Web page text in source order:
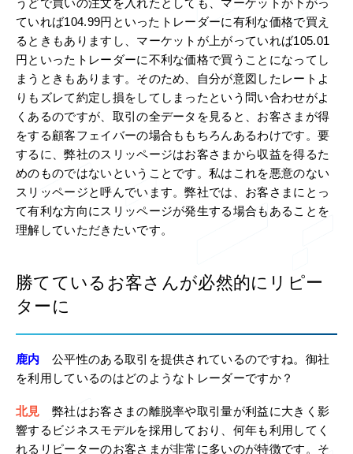
うどで買いの注文を入れたとしても、マーケットが下がっ
ていれば104.99円といったトレーダーに有利な価格で買え
るときもありますし、マーケットが上がっていれば105.01
円といったトレーダーに不利な価格で買うことになってし
まうときもあります。そのため、自分が意図したレートよ
りもズレて約定し損をしてしまったという問い合わせがよ
くあるのですが、取引の全データを見ると、お客さまが得
をする顧客フェイバーの場合ももちろんあるわけです。要
するに、弊社のスリッページはお客さまから収益を得るた
めのものではないということです。私はこれを悪意のない
スリッページと呼んでいます。弊社では、お客さまにとっ
て有利な方向にスリッページが発生する場合もあることを
理解していただきたいです。
勝てているお客さんが必然的にリピー
ターに
鹿内 公平性のある取引を提供されているのですね。御社
を利用しているのはどのようなトレーダーですか？
北見 弊社はお客さまの離脱率や取引量が利益に大きく影
響するビジネスモデルを採用しており、何年も利用してく
れるリピーターのお客さまが非常に多いのが特徴です。そ